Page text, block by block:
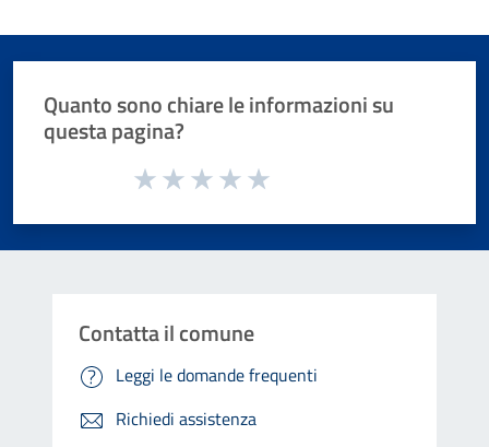
Quanto sono chiare le informazioni su
questa pagina?
Valuta da 1 a 5 stelle la pagina
Contatta il comune
Leggi le domande frequenti
Richiedi assistenza